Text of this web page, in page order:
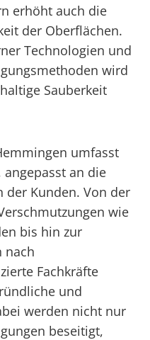
erhöht auch die
der Oberflächen.
Technologien und
wird
Sauberkeit
umfasst
an die
der Kunden. Von der
wie
bis hin zur
nach
Fachkräfte
und
werden nicht nur
beseitigt,